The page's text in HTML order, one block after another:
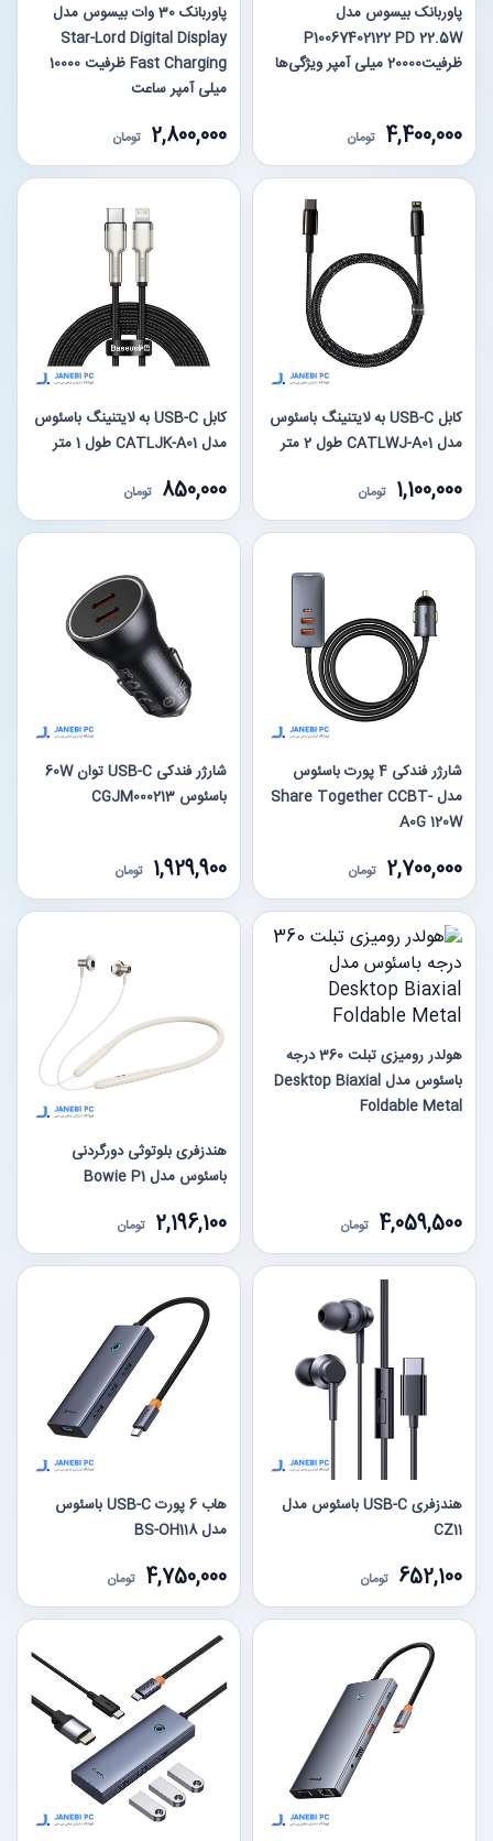
پاوربانک بیسوس مدل
P10067402122 PD 22.5W
ظرفیت20000 میلی آمپر ویژگی‌ها
4,400,000 تومان
پاوربانک 30 وات بیسوس مدل
Star-Lord Digital Display
Fast Charging ظرفیت 10000
میلی آمپر ساعت
2,800,000 تومان
کابل USB-C به لایتنینگ باسئوس
مدل CATLWJ-A01 طول 2 متر
1,100,000 تومان
کابل USB-C به لایتنینگ باسئوس
مدل CATLJK-A01 طول 1 متر
850,000 تومان
شارژر فندکی 4 پورت باسئوس
مدل Share Together CCBT-
A0G 120W
2,700,000 تومان
شارژر فندکی USB-C توان 60W
باسئوس CGJM000213
1,929,900 تومان
هولدر رومیزی تبلت 360 درجه
باسئوس مدل Desktop Biaxial
Foldable Metal
4,059,500 تومان
هندزفری بلوتوثی دورگردنی
باسئوس مدل Bowie P1
2,196,100 تومان
هندزفری USB-C باسئوس مدل
CZ11
652,100 تومان
هاب 6 پورت USB-C باسئوس
مدل BS-OH118
4,750,000 تومان